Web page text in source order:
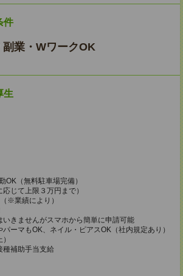
件
業・WワークOK
生
OK（無料駐車場完備）
じて上限３万円まで）
※業績により）
きませんがスマホから簡単に申請可能
ーマもOK、ネイル・ピアスOK（社内規定あり）
補助手当支給